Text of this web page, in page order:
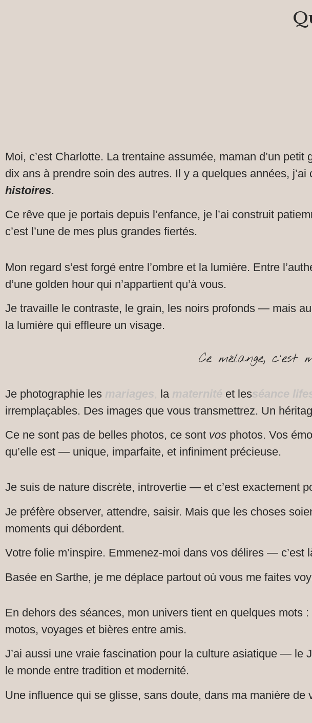
Moi, c’est Charlotte. La trentaine assumée, maman d’un
dix ans à prendre soin des autres. Il y a quelques années,
histoires.
Ce rêve que je portais depuis l’enfance, je l’ai construit
c’est l’une de mes plus grandes fiertés.
Mon regard s’est forgé entre l’ombre et la lumière. Entre
d’une golden hour qui n’appartient qu’à vous.
Je travaille le contraste, le grain, les noirs profonds — mais
la lumière qui effleure un visage.
Ce mélange, c'est
Je photographie les mariages, la maternité et lesséance
irremplaçables. Des images que vous transmettrez. Un
Ce ne sont pas de belles photos, ce sont vos photos. Vos
qu’elle est — unique, imparfaite, et infiniment précieuse.
Je suis de nature discrète, introvertie — et c’est exactement
Je préfère observer, attendre, saisir. Mais que les choses
moments qui débordent.
Votre folie m’inspire. Emmenez-moi dans vos délires —
Basée en Sarthe, je me déplace partout où vous me faites
En dehors des séances, mon univers tient en quelques mots
motos, voyages et bières entre amis.
J’ai aussi une vraie fascination pour la culture asiatique — le
le monde entre tradition et modernité.
Une influence qui se glisse, sans doute, dans ma manière de